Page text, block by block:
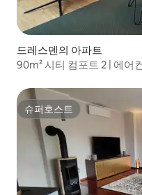
드레스덴의 아파트
90m² 시티 컴포트 2 | 에어
슈퍼호스트
슈퍼호스트